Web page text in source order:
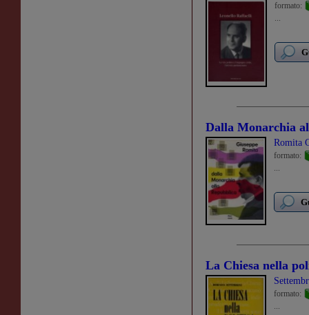
formato:
...
Dalla Monarchia
Romita
formato:
...
La Chiesa nella
formato:
...